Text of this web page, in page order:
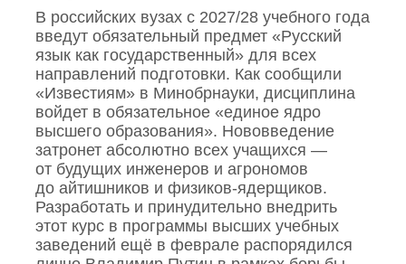
В российских вузах с 2027/28 учебного года
введут обязательный предмет «Русский
язык как государственный» для всех
направлений подготовки. Как сообщили
«Известиям» в Минобрнауки, дисциплина
войдет в обязательное «единое ядро
высшего образования». Нововведение
затронет абсолютно всех учащихся —
от будущих инженеров и агрономов
до айтишников и физиков‑ядерщиков.
Разработать и принудительно внедрить
этот курс в программы высших учебных
заведений ещё в феврале распорядился